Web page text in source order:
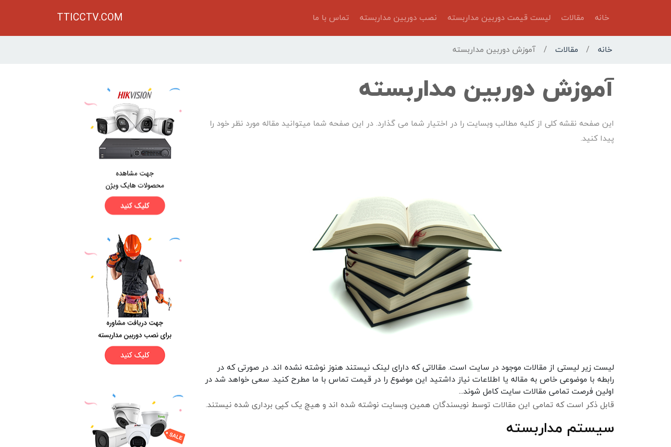
خانه مقالات لیست قیمت دوربین مداربسته نصب دوربین مداربسته تماس با ما TTICCTV.COM
خانه / مقالات / آموزش دوربین مداربسته
آموزش دوربین مداربسته
این صفحه نقشه کلی از کلیه مطالب وبسایت را در اختیار شما می گذارد. در این صفحه شما میتوانید مقاله مورد نظر خود را
پیدا کنید.
لیست زیر لیستی از مقالات موجود در سایت است. مقالاتی که دارای لینک نیستند هنوز نوشته نشده اند. در صورتی که در
رابطه با موضوعی خاص به مقاله یا اطلاعات نیاز داشتید این موضوع را در قیمت تماس با ما مطرح کنید. سعی خواهد شد در
اولین فرصت تمامی مقالات سایت کامل شوند...
قابل ذکر است که تمامی این مقالات توسط نویسندگان همین وبسایت نوشته شده اند و هیچ یک کپی برداری شده نیستند.
سیستم مداربسته